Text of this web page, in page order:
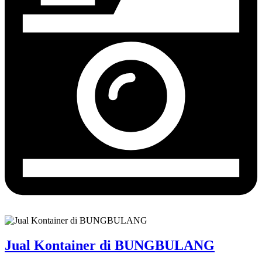
Jual Kontainer di BUNGBULANG